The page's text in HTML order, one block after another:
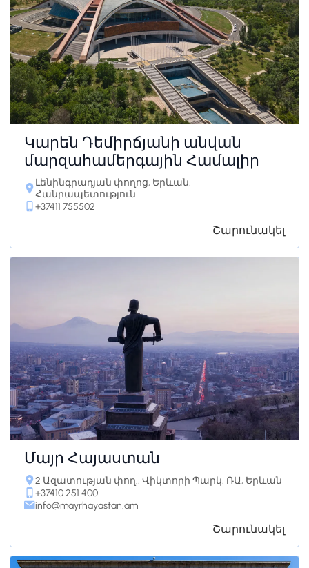
Կարեն Դեմիրճյանի անվան
մարզահամերգային Համալիր
Լենինգրադյան փողոց, Երևան,
Հանրապետություն
+37411 755502
Շարունակել
Մայր Հայաստան
2 Ազատության փող., Վիկտորի Պարկ, ՌԱ, Երևան
+37410 251 400
info@mayrhayastan.am
Շարունակել